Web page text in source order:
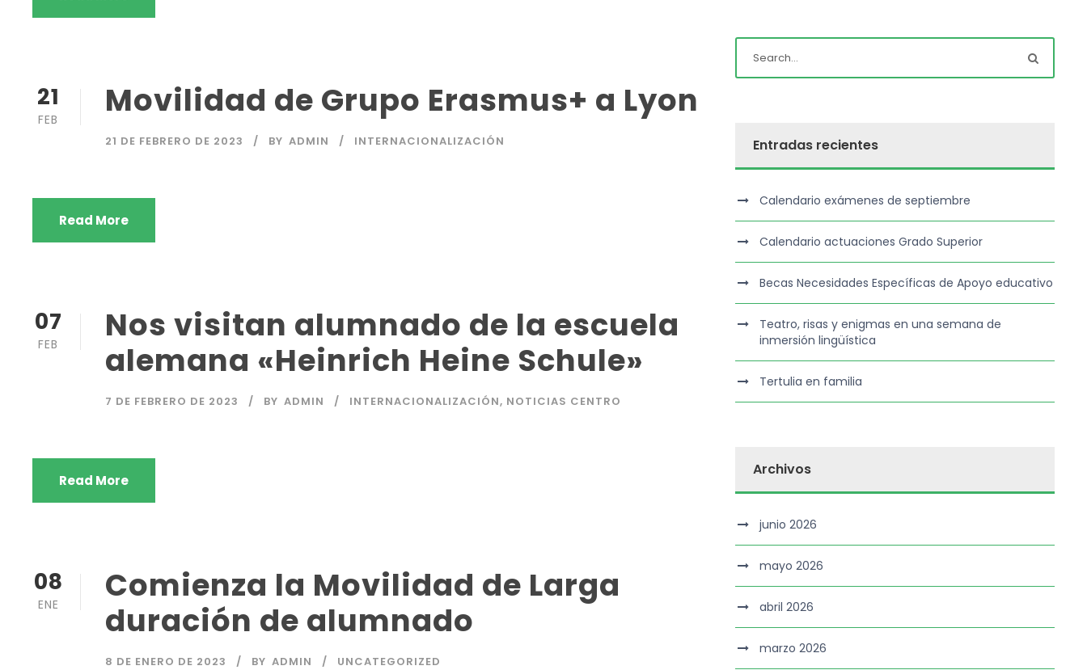
21
FEB Movilidad de Grupo Erasmus+ a Lyon
21 DE FEBRERO DE 2023 BY ADMIN INTERNACIONALIZACIÓN
Read More
07
FEB
Nos visitan alumnado de la escuela
alemana «Heinrich Heine Schule»
7 DE FEBRERO DE 2023 BY ADMIN INTERNACIONALIZACIÓN, NOTICIAS CENTRO
Read More
08
ENE
Comienza la Movilidad de Larga
duración de alumnado
8 DE ENERO DE 2023 BY ADMIN UNCATEGORIZED
Entradas recientes
Calendario exámenes de septiembre
Calendario actuaciones Grado Superior
Becas Necesidades Específicas de Apoyo educativo
Teatro, risas y enigmas en una semana de
inmersión lingüística
Tertulia en familia
Archivos
junio 2026
mayo 2026
abril 2026
marzo 2026